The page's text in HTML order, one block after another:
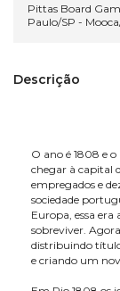
Pittas Board
Paulo/SP -
Descrição
O ano é 1808 e
chegar à capital
empregados e
sociedade
Europa, essa
sobreviver.
distribuindo
e criando um